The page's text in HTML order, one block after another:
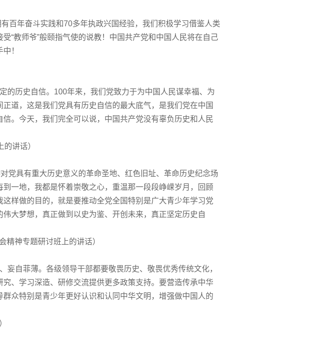
年奋斗实践和70多年执政兴国经验，我们积极学习借鉴人类
“教师爷”般颐指气使的说教！中国共产党和中国人民将在自己
！
历史自信。100年来，我们党致力于为中国人民谋幸福、为
道，这是我们党具有历史自信的最大底气，是我们党在中国
。今天，我们完全可以说，中国共产党没有辜负历史和人民
讲话）
具有重大历史意义的革命圣地、红色旧址、革命历史纪念场
一地，我都是怀着崇敬之心，重温那一段段峥嵘岁月，回顾
样做的目的，就是要推动全党全国特别是广大青少年学习党
大梦想，真正做到以史为鉴、开创未来，真正坚定历史自
神专题研讨班上的讲话）
自菲薄。各级领导干部都要敬畏历史、敬畏优秀传统文化，
、学习深造、研修交流提供更多政策支持。要营造传承中华
众特别是青少年更好认识和认同中华文明，增强做中国人的